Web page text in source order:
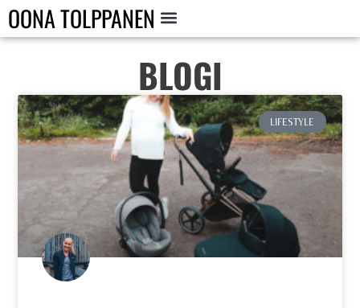
OONA TOLPPANEN
BLOGI
LIFESTYLE